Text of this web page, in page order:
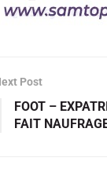
Post
FOOT –
FAIT